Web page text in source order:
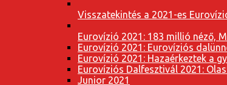
Visszatekintés a 2021-es
Eurovízió 2021: 183 millió néző,
Eurovízió 2021: Eurovíziós
Eurovízió 2021: Hazaérkeztek a
Eurovíziós Dalfesztivál 2021:
Junior 2021